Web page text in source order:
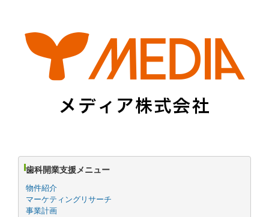
歯科開業支援メニュー
物件紹介
マーケティングリサーチ
事業計画